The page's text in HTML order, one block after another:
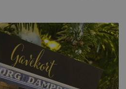
varianter